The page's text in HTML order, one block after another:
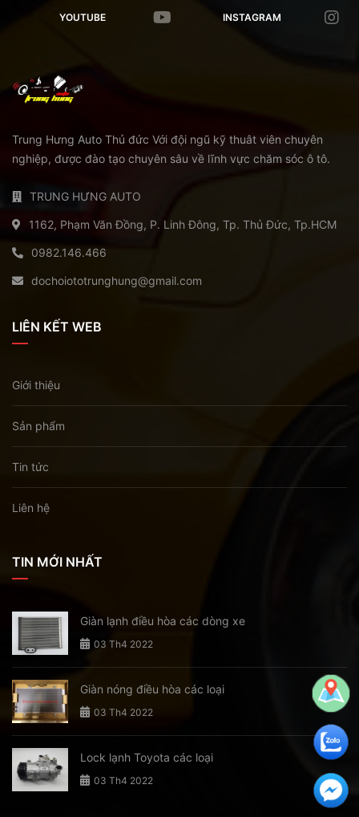
YOUTUBE INSTAGRAM
Trung Hưng Auto Thủ đức Với đội ngũ kỹ thuât viên chuyên
nghiệp, được đào tạo chuyên sâu về lĩnh vực chăm sóc ô tô.
TRUNG HƯNG AUTO
1162, Phạm Văn Đồng, P. Linh Đông, Tp. Thủ Đức, Tp.HCM
0982.146.466
dochoiototrunghung@gmail.com
LIÊN KẾT WEB
Giới thiệu
Sản phẩm
Tin tức
Liên hệ
TIN MỚI NHẤT
Giàn lạnh điều hòa các dòng xe
03 Th4 2022
Giàn nóng điều hòa các loại
03 Th4 2022
Lock lạnh Toyota các loại
03 Th4 2022